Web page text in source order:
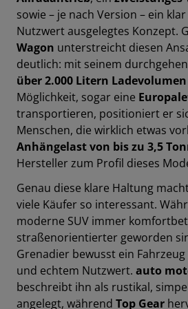
sowie – je nach Version – ein
Nutzwert ausgelegtes Konzept.
Wagon unterstreicht diesen
deutlich: mit seinem
über 2.000 Litern Ladevolumen
Möglichkeit, sogar eine
transportieren, positioniert er
Menschen, die wirklich etwas
Anhängelast von bis zu 3,5
Hersteller zum Profil dieses
Genau diese klare Haltung
viele Käufer so interessant.
moderne SUV immer
straßenorientierter geworden
Grenadier bewusst ein
und echtem Nutzwert. auto
beschreibt ihn als rustikal,
angelegt, während Top Gear